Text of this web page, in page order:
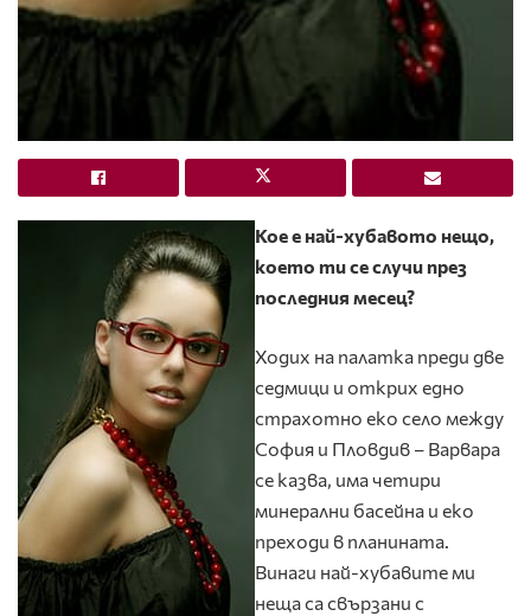
Кое е най-хубавото нещо,
което ти се случи през
последния месец?
Ходих на палатка преди две
седмици и открих едно
страхотно еко село между
София и Пловдив – Варвара
се казва, има четири
минерални басейна и еко
преходи в планината.
Винаги най-хубавите ми
неща са свързани с